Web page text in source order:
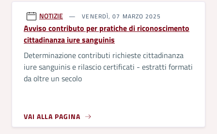
NOTIZIE VENERDÌ, 07 MARZO 2025
Avviso contributo per pratiche di riconoscimento
cittadinanza iure sanguinis
Determinazione contributi richieste cittadinanza
iure sanguinis e rilascio certificati - estratti formati
da oltre un secolo
VAI ALLA PAGINA